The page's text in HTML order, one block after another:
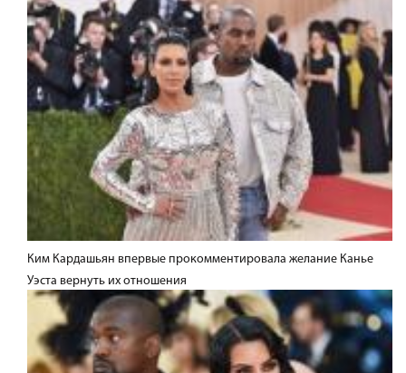
Ким Кардашьян впервые прокомментировала желание Канье
Уэста вернуть их отношения